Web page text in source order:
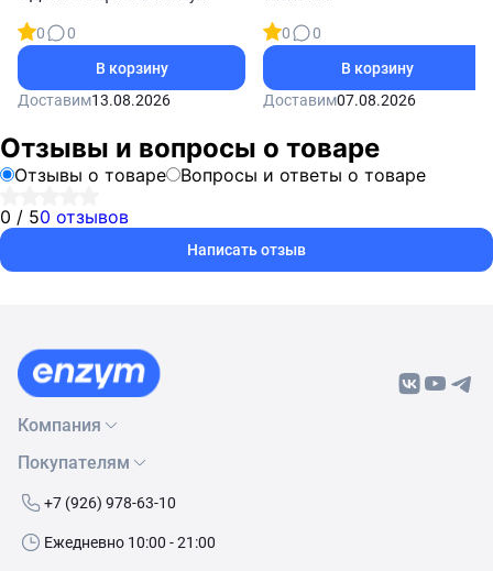
0
0
В корзину
Доставим13.08.2026
0
0
В корзину
Доставим07.08.2026
Отзывы и вопросы о товаре
Отзывы о товаре
Вопросы и ответы о товаре
0 / 50 отзывов
Написать отзыв
Компания
О нас
Бренды
Контакты
Покупателям
Как сделать заказ
Условия доставки
+7 (926) 978-63-10
Ежедневно 10:00 - 21:00